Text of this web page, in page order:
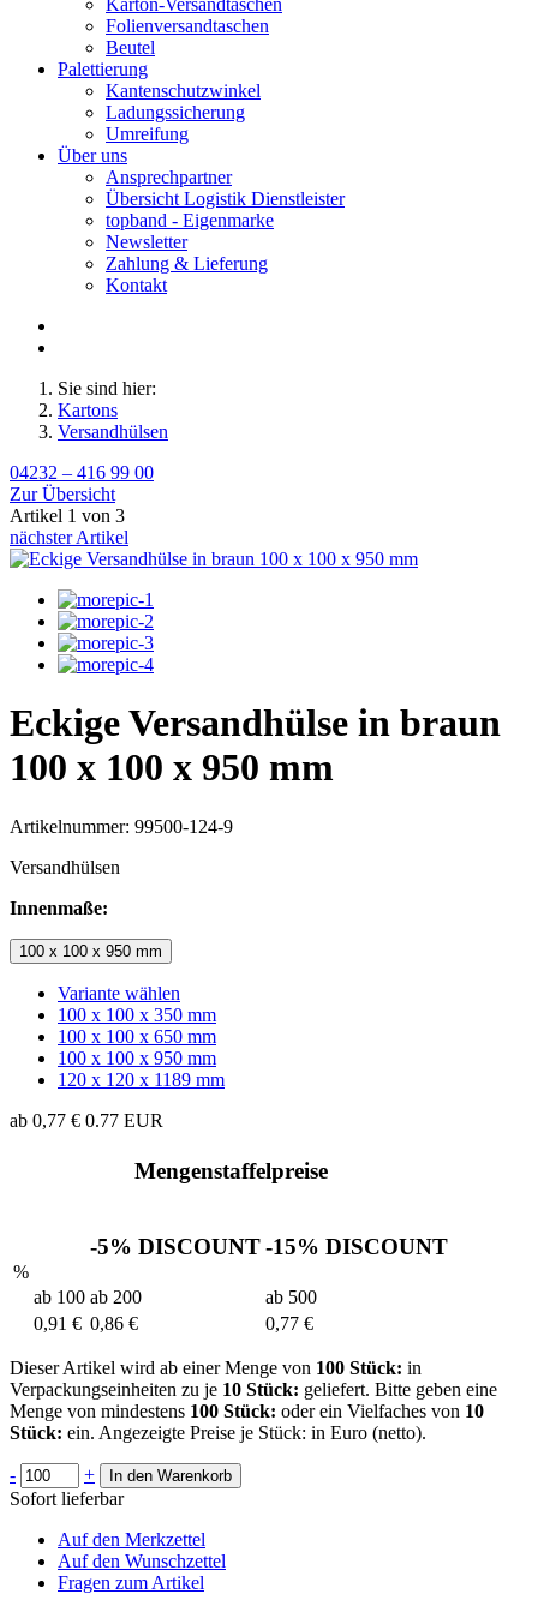
Karton-Versandtaschen
Folienversandtaschen
Beutel
Palettierung
Kantenschutzwinkel
Ladungssicherung
Umreifung
Über uns
Ansprechpartner
Übersicht Logistik Dienstleister
topband - Eigenmarke
Newsletter
Zahlung & Lieferung
Kontakt
Sie sind hier:
Kartons
Versandhülsen
04232 – 416 99 00
Zur Übersicht
Artikel 1 von 3
nächster Artikel
Eckige Versandhülse in braun
100 x 100 x 950 mm
Artikelnummer: 99500-124-9
Versandhülsen
Innenmaße:
100 x 100 x 950 mm
Variante wählen
100 x 100 x 350 mm
100 x 100 x 650 mm
100 x 100 x 950 mm
120 x 120 x 1189 mm
ab 0,77 € 0.77 EUR
Mengenstaffelpreise
%
-5% DISCOUNT-15% DISCOUNT
ab 100 ab 200
ab 500
0,91 € 0,86 € 0,77 €
Dieser Artikel wird ab einer Menge von 100 Stück: in
Verpackungseinheiten zu je 10 Stück: geliefert. Bitte geben eine
Menge von mindestens 100 Stück: oder ein Vielfaches von 10
Stück: ein. Angezeigte Preise je Stück: in Euro (netto).
- + In den Warenkorb
Sofort lieferbar
Auf den Merkzettel
Auf den Wunschzettel
Fragen zum Artikel